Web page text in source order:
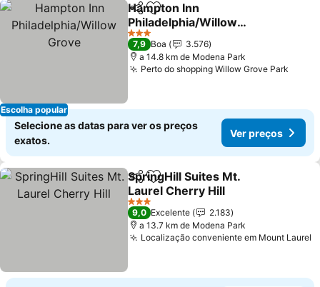
Escolha popular
PartilharAdicionar aos favoritos
Hampton Inn
Philadelphia/Willow
Grove
Ver preços
3 Estrelas
7,9 Boa
3.576
a 14.8 km de Modena Park
Perto do shopping Willow Grove Park
Selecione as datas para ver os preços
exatos.
Ver preços
PartilharAdicionar aos favoritos
SpringHill Suites Mt.
Laurel Cherry Hill
Ver preços
3 Estrelas
9,0 Excelente
2.183
a 13.7 km de Modena Park
Localização conveniente em Mount Laurel